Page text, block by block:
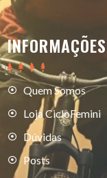
INFORMAÇÕES
Quem Somos
Loja CicloFemini
Dúvidas
Posts